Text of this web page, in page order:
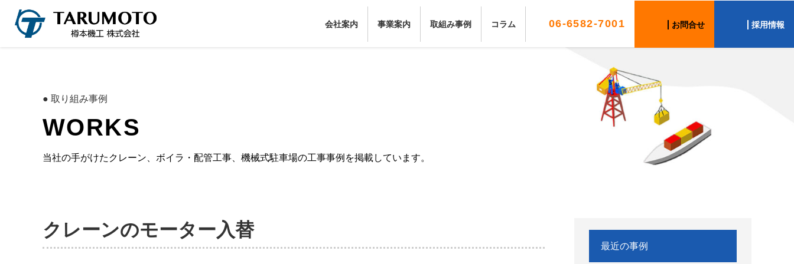
会社案内 事業案内 取組み事例 コラム 06-6582-7001 お問合せ 採用情報
● 取り組み事例
WORKS
当社の手がけたクレーン、ボイラ・配管工事、機械式駐車場の工事事例を掲載しています。
クレーンのモーター入替
最近の事例